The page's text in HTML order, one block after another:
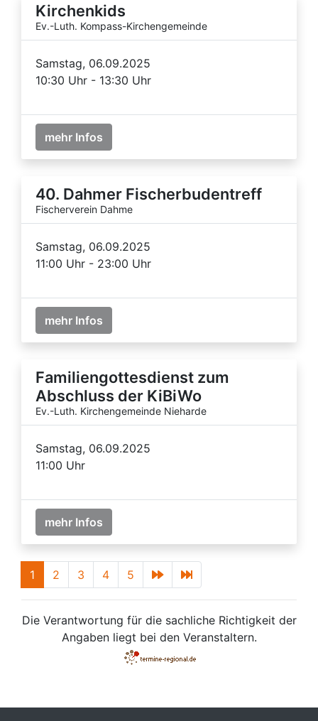
Kirchenkids
Ev.-Luth. Kompass-Kirchengemeinde
Samstag, 06.09.2025
10:30 Uhr - 13:30 Uhr
mehr Infos
40. Dahmer Fischerbudentreff
Fischerverein Dahme
Samstag, 06.09.2025
11:00 Uhr - 23:00 Uhr
mehr Infos
Familiengottesdienst zum
Abschluss der KiBiWo
Ev.-Luth. Kirchengemeinde Nieharde
Samstag, 06.09.2025
11:00 Uhr
mehr Infos
1 2 3 4 5
Die Verantwortung für die sachliche Richtigkeit der
Angaben liegt bei den Veranstaltern.